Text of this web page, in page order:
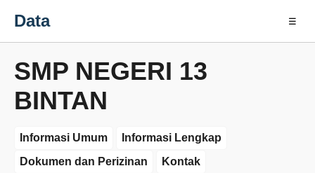
Data ☰
SMP NEGERI 13
BINTAN
Informasi Umum
Informasi Lengkap
Dokumen dan Perizinan
Kontak